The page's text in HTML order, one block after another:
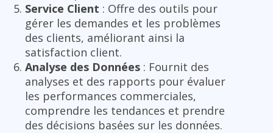
Service Client : Offre des outils pour
gérer les demandes et les problèmes
des clients, améliorant ainsi la
satisfaction client.
Analyse des Données : Fournit des
analyses et des rapports pour évaluer
les performances commerciales,
comprendre les tendances et prendre
des décisions basées sur les données.